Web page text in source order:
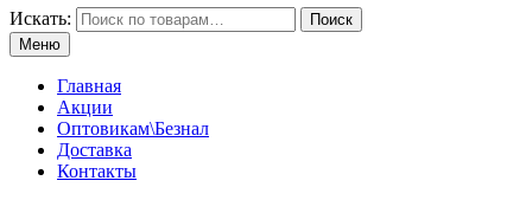
Искать:
Поиск
Меню
Главная
Акции
Оптовикам\Безнал
Доставка
Контакты